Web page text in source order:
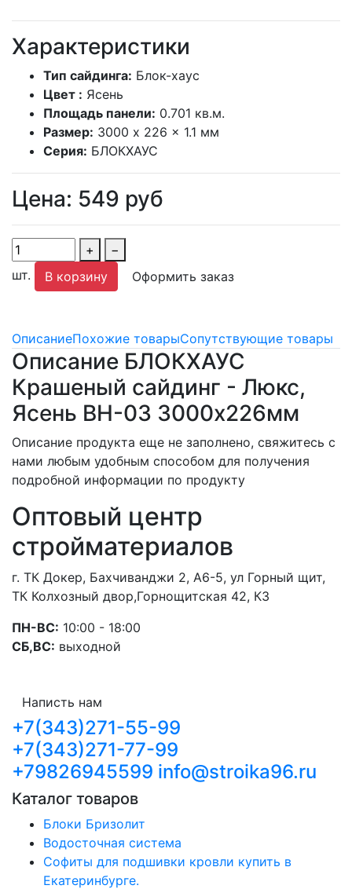
Характеристики
Тип сайдинга: Блок-хаус
Цвет : Ясень
Площадь панели: 0.701 кв.м.
Размер: 3000 x 226 x 1.1 мм
Серия: БЛОКХАУС
Цена: 549 руб
+
−
шт.
В корзину Оформить заказ
ОписаниеПохожие товарыСопутствующие товары
Описание БЛОКХАУС
Крашеный сайдинг - Люкс,
Ясень ВН-03 3000х226мм
Описание продукта еще не заполнено, свяжитесь с
нами любым удобным способом для получения
подробной информации по продукту
Оптовый центр
стройматериалов
г. ТК Докер, Бахчиванджи 2, А6-5, ул Горный щит,
ТК Колхозный двор,Горнощитская 42, К3
ПН-ВС: 10:00 - 18:00
СБ,ВС: выходной
Написть нам
+7(343)271-55-99
+7(343)271-77-99
+79826945599 info@stroika96.ru
Каталог товаров
Блоки Бризолит
Водосточная система
Софиты для подшивки кровли купить в
Екатеринбурге.